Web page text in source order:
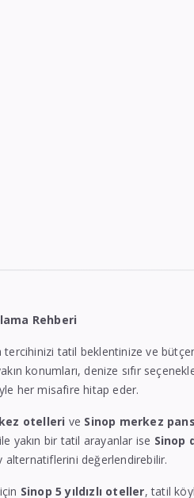
Rehberi
tercihinizi tatil beklentinize ve
konumları, denize sıfır
her misafire hitap eder.
otelleri ve Sinop merkez
yakın bir tatil arayanlar ise Sinop
alternatiflerini değerlendirebilir.
Sinop 5 yıldızlı oteller, tatil